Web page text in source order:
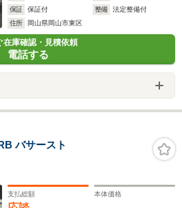
保証
保証付 整備
法定整備付
住所
岡山県岡山市東区
在庫確認・見積依頼
電話する
バサースト
支払総額 本体価格